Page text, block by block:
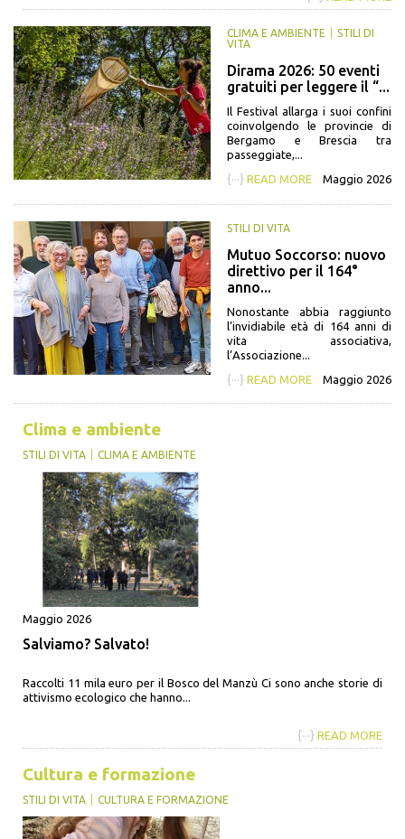
CLIMA E AMBIENTE
STILI DI
VITA
Dirama 2026: 50 eventi
gratuiti per leggere il “...
Il Festival allarga i suoi confini
coinvolgendo le provincie di
Bergamo e Brescia tra
passeggiate,...
{···} READ MORE Maggio 2026
STILI DI VITA
Mutuo Soccorso: nuovo
direttivo per il 164°
anno...
Nonostante abbia raggiunto
l’invidiabile età di 164 anni di
vita associativa,
l’Associazione...
{···} READ MORE Maggio 2026
Clima e ambiente
STILI DI VITA CLIMA E AMBIENTE
Maggio 2026
Salviamo? Salvato!
Raccolti 11 mila euro per il Bosco del Manzù Ci sono anche storie di
attivismo ecologico che hanno...
{···} READ MORE
Cultura e formazione
STILI DI VITA CULTURA E FORMAZIONE